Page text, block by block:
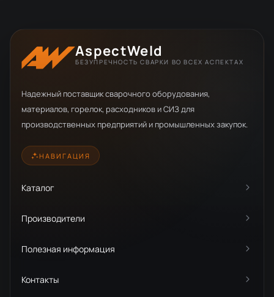
AspectWeld
БЕЗУПРЕЧНОСТЬ СВАРКИ ВО ВСЕХ АСПЕКТАХ
Надежный поставщик сварочного оборудования,
материалов, горелок, расходников и СИЗ для
производственных предприятий и промышленных закупок.
НАВИГАЦИЯ
Каталог
Производители
Полезная информация
Контакты